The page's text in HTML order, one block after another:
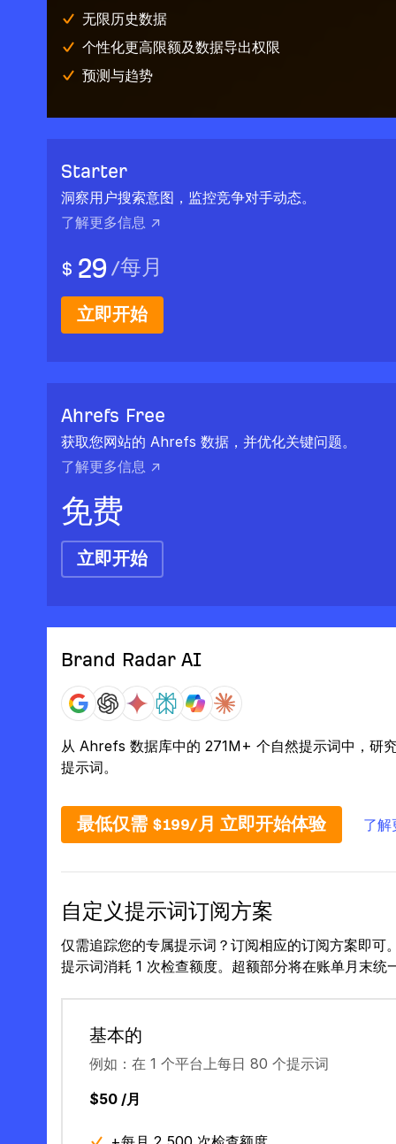
无限历史数据
个性化更高限额及数据导出权限
预测与趋势
Starter
洞察用户搜索意图，监控竞争对手动态。
了解更多信息 ↗
$ 29 /每月
立即开始
Ahrefs Free
获取您网站的 Ahrefs 数据，并优化关键问题。
了解更多信息 ↗
免费
立即开始
Brand Radar AI
从 Ahrefs 数据库中的 271M+ 个自然提示词中，研
提示词。
最低仅需 $199/月 立即开始体验 了
自定义提示词订阅方案
仅需追踪您的专属提示词？订阅相应的订阅方案即可
提示词消耗 1 次检查额度。超额部分将在账单月末统
基本的
例如：在 1 个平台上每日 80 个提示词
$50 /月